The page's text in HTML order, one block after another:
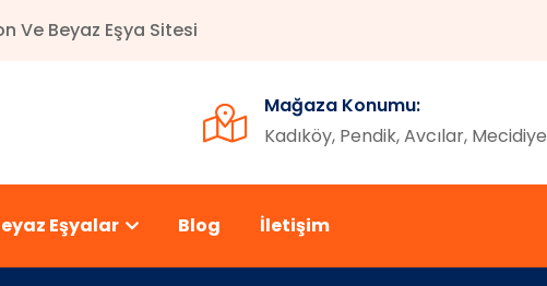
Ve Beyaz Eşya Sitesi
Mağaza Konumu:
Kadıköy, Pendik, Avcılar,
Eşyalar Blog İletişim